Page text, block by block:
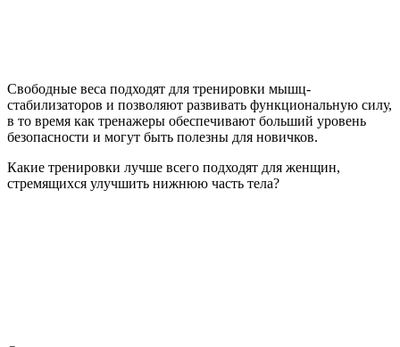
Свободные веса подходят для тренировки мышц-
стабилизаторов и позволяют развивать функциональную силу,
в то время как тренажеры обеспечивают больший уровень
безопасности и могут быть полезны для новичков.
Какие тренировки лучше всего подходят для женщин,
стремящихся улучшить нижнюю часть тела?